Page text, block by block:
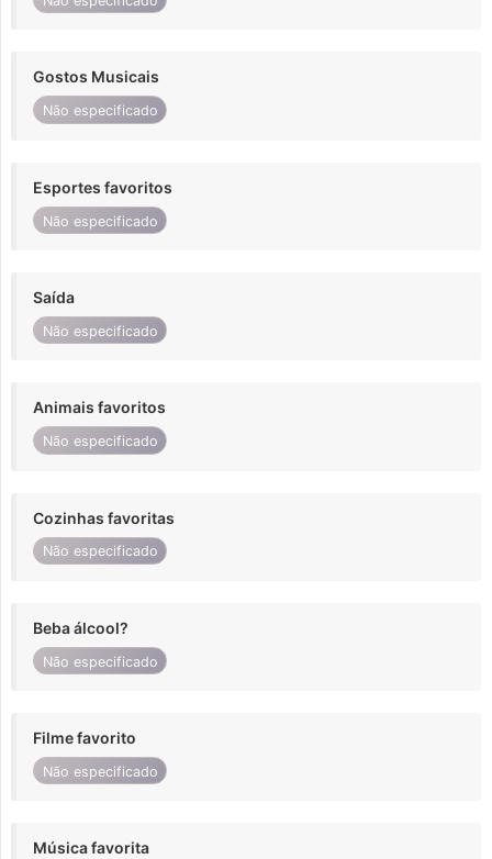
Gostos Musicais
Não especificado
Esportes favoritos
Não especificado
Saída
Não especificado
Animais favoritos
Não especificado
Cozinhas favoritas
Não especificado
Beba álcool?
Não especificado
Filme favorito
Não especificado
Música favorita